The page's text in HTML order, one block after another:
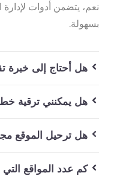
نعم، يتضمن أدوات لإدارة
بسهولة.
هل أحتاج إلى خبرة
هل يمكنني ترقية
هل ترحيل الموقع
كم عدد المواقع